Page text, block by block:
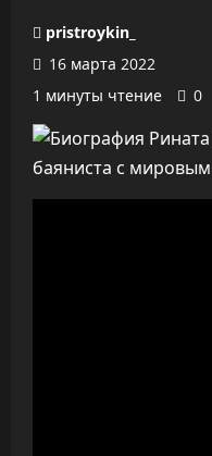
pristroykin_
16 марта 2022
1 минуты чтение
0